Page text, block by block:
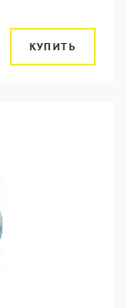
КУПИТЬ